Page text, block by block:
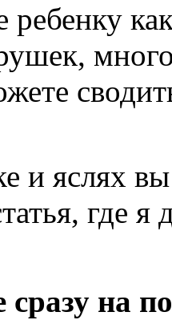
ребенку
и яслях
где
сразу на